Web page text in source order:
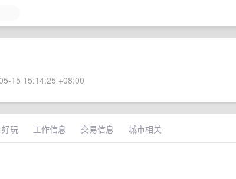
15 15:14:25 +08:00
好玩 工作信息 交易信息 城市相关